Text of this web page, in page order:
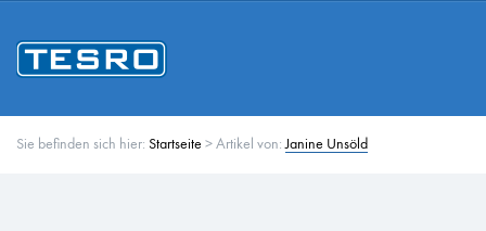
Sie befinden sich hier: Startseite > Artikel von:Janine Unsöld